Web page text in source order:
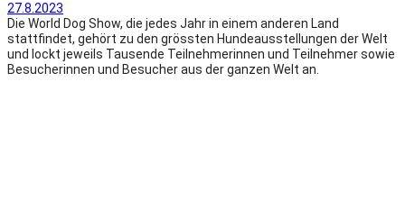
27.8.2023
Die World Dog Show, die jedes Jahr in einem anderen Land
stattfindet, gehört zu den grössten Hundeausstellungen der Welt
und lockt jeweils Tausende Teilnehmerinnen und Teilnehmer sowie
Besucherinnen und Besucher aus der ganzen Welt an.